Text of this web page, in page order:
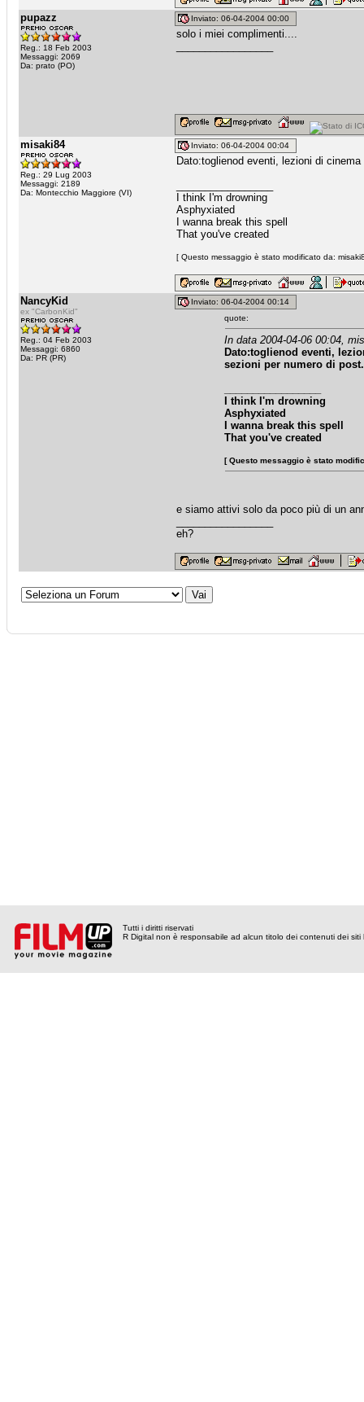
pupazz
Reg.: 18 Feb 2003
Messaggi: 2069
Da: prato (PO)
Inviato: 06-04-2004 00:00
solo i miei complimenti....
misaki84
Reg.: 29 Lug 2003
Messaggi: 2189
Da: Montecchio Maggiore (VI)
Inviato: 06-04-2004 00:04
Dato:toglienod eventi, lezioni di
I think I'm drowning
Asphyxiated
I wanna break this spell
That you've created
[ Questo messaggio è stato modificato da:
NancyKid
ex "CarbonKid"
Reg.: 04 Feb 2003
Messaggi: 6860
Da: PR (PR)
Inviato: 06-04-2004 00:14
quote:
In data 2004-04-06 00:04,
Dato:toglienod eventi,
sezioni per numero di post.
I think I'm drowning
Asphyxiated
I wanna break this spell
That you've created
[ Questo messaggio è stato
e siamo attivi solo da poco più di un
eh?
Tutti i diritti riservati
R Digital non è responsabile ad alcun titolo dei contenuti dei siti